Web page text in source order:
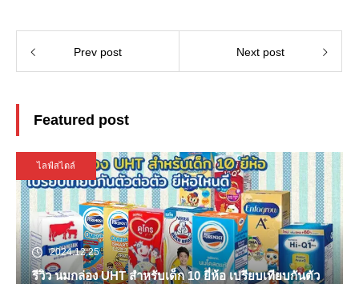
Prev post Next post
Featured post
ไลฟ์สไตล์
2024.12.25
รีวิว นมกล่อง UHT สำหรับเด็ก 10 ยี่ห้อ เปรียบเทียบกันตัว